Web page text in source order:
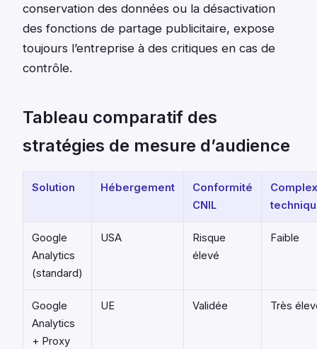
conservation des données ou la désactivation
des fonctions de partage publicitaire, expose
toujours l’entreprise à des critiques en cas de
contrôle.
Tableau comparatif des
stratégies de mesure d’audience
Solution Hébergement
Conformité
CNIL
Google
Analytics
(standard)
USA
Risque
élevé
Faible
Google
Analytics
+ Proxy
UE Validée Très